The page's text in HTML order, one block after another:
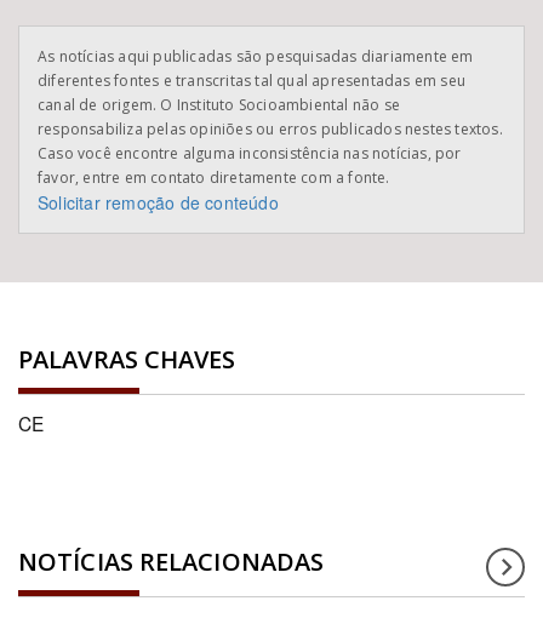
As notícias aqui publicadas são pesquisadas diariamente em
diferentes fontes e transcritas tal qual apresentadas em seu
canal de origem. O Instituto Socioambiental não se
responsabiliza pelas opiniões ou erros publicados nestes textos.
Caso você encontre alguma inconsistência nas notícias, por
favor, entre em contato diretamente com a fonte.
Solicitar remoção de conteúdo
PALAVRAS CHAVES
CE
NOTÍCIAS RELACIONADAS